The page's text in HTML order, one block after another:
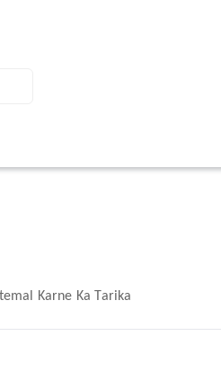
Karne Ka Tarika